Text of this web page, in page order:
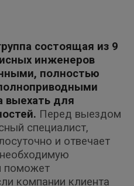
состоящая из 9
инженеров
полностью
выехать для
Перед выездом
специалист,
и отвечает
поможет
компании клиента